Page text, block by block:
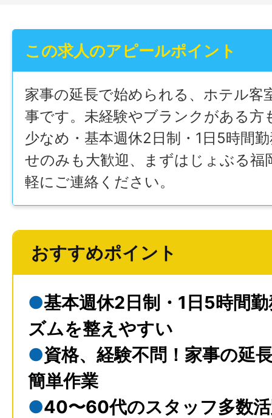
この求人のアピールポイント
家事の延長で始められる、ホテル客
事です。未経験やブランクがある方
少なめ・基本週休2日制・1日5時間
せのみも大歓迎、まずはじょぶる福
軽にご連絡ください。
おすすめポイント
●基本週休2日制・1日5時間
ズムを整えやすい
●資格、経験不問！家事の延
簡単作業
●40〜60代のスタッフ多数